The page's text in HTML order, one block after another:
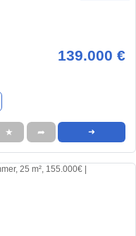
139.000 €
★ ➦ ➜